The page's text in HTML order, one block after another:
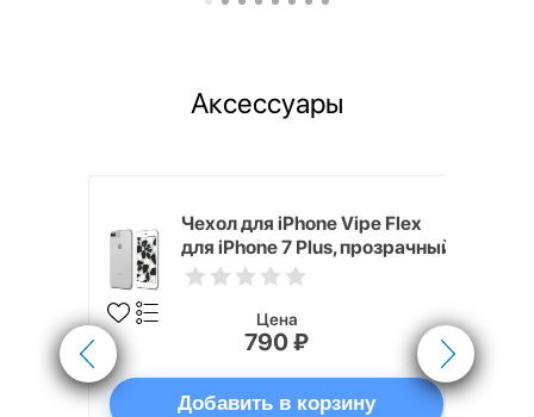
Аксессуары
Чехол для iPhone Vipe Flex
для iPhone 7 Plus, прозрачный
Цена
790 ₽
Добавить в корзину